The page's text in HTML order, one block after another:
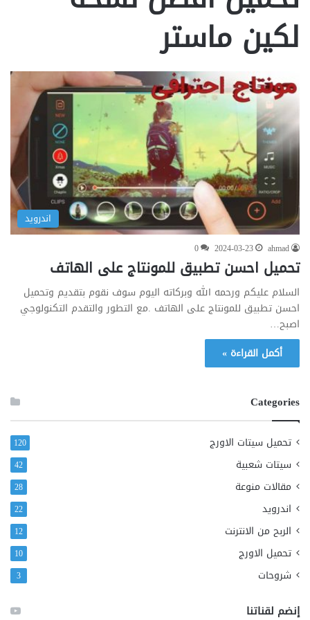
لكين ماستر
اندرويد
ahmad
2024-03-23
0
تحميل احسن تطبيق للمونتاج على الهاتف
السلام عليكم ورحمه الله وبركاته اليوم سوف نقوم بتقديم وتحميل
احسن تطبيق للمونتاج على الهاتف .مع التطور والتقدم التكنولوجي
اصبح…
أكمل القراءة »
Categories
تحميل سيتات الاورج 120
سيتات شعبية 42
مقالات منوعة 28
اندرويد 22
الربح من الانترنت 12
تحميل الاورج 10
شروحات 3
إنضم لقناتنا